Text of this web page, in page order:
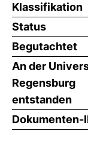
Klassifikation
Status
Begutachtet
An der
Regensburg
entstanden
Dokumenten-